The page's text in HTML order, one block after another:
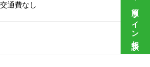
簡単ライン相談
費なし